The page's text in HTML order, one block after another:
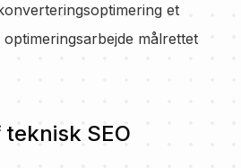
et
målrettet
SEO